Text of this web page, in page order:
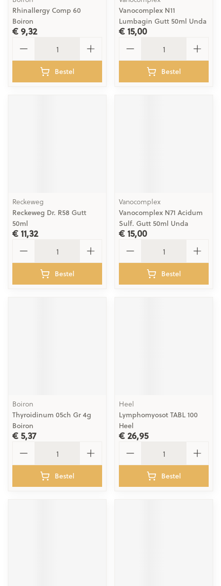
Rhinallergy Comp 60
Boiron
€ 9,32
Bestel
Vanocomplex N11
Lumbagin Gutt 50ml Unda
€ 15,00
Bestel
Reckeweg
Reckeweg Dr. R58 Gutt
50ml
€ 11,32
Bestel
Vanocomplex
Vanocomplex N71 Acidum
Sulf. Gutt 50ml Unda
€ 15,00
Bestel
Boiron
Thyroidinum 05ch Gr 4g
Boiron
€ 5,37
Bestel
Heel
Lymphomyosot TABL 100
Heel
€ 26,95
Bestel